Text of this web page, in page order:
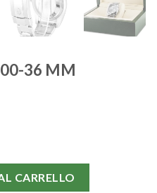
36 MM
CARRELLO